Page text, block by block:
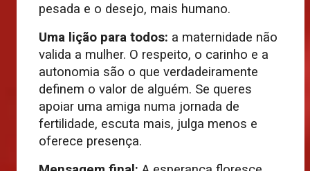
pesada e o desejo, mais humano.
Uma lição para todos: a maternidade não
valida a mulher. O respeito, o carinho e a
autonomia são o que verdadeiramente
definem o valor de alguém. Se queres
apoiar uma amiga numa jornada de
fertilidade, escuta mais, julga menos e
oferece presença.